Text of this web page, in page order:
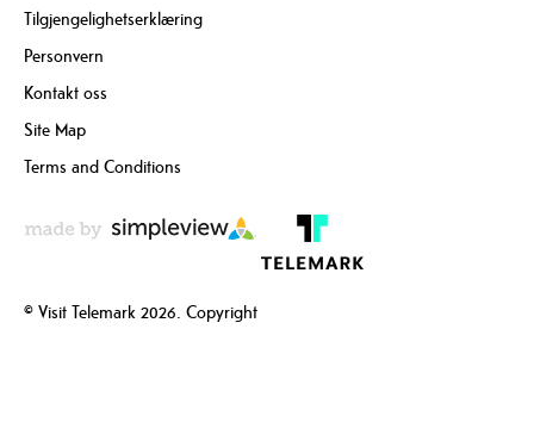
Tilgjengelighetserklæring
Personvern
Kontakt oss
Site Map
Terms and Conditions
© Visit Telemark 2026. Copyright